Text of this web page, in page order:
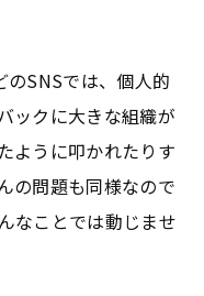
のSNSでは、個人的
ックに大きな組織が
ように叩かれたりす
の問題も同様なので
なことでは動じませ